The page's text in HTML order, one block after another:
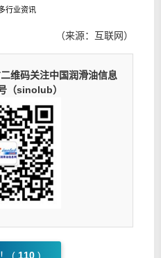
行业资讯
（来源：互联网）
维码关注中国润滑油信息
（sinolub）
( 110 )